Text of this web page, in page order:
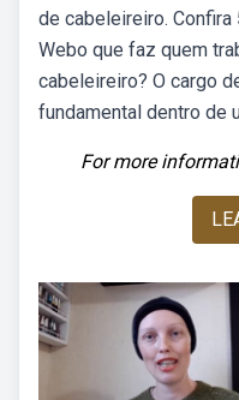
de cabeleireiro.
Webo que faz quem
cabeleireiro? O cargo
fundamental dentro de
For more